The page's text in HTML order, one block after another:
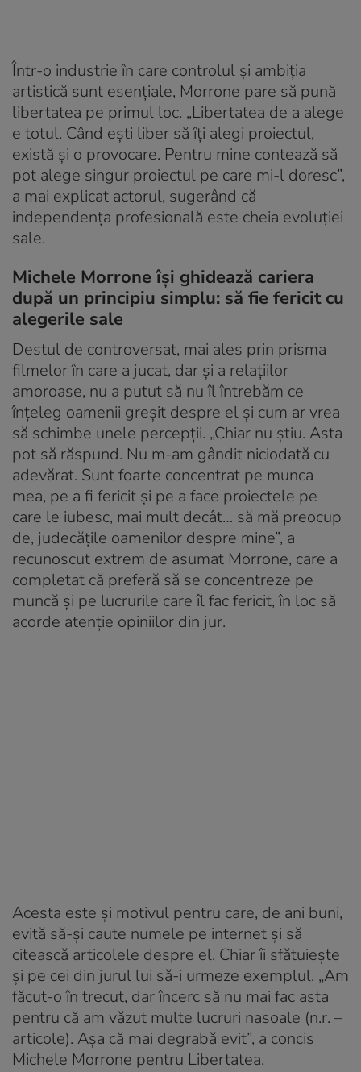
Într-o industrie în care controlul și ambiția
artistică sunt esențiale, Morrone pare să pună
libertatea pe primul loc. „Libertatea de a alege
e totul. Când ești liber să îți alegi proiectul,
există și o provocare. Pentru mine contează să
pot alege singur proiectul pe care mi-l doresc”,
a mai explicat actorul, sugerând că
independența profesională este cheia evoluției
sale.
Michele Morrone își ghidează cariera
după un principiu simplu: să fie fericit cu
alegerile sale
Destul de controversat, mai ales prin prisma
filmelor în care a jucat, dar și a relațiilor
amoroase, nu a putut să nu îl întrebăm ce
înțeleg oamenii greșit despre el și cum ar vrea
să schimbe unele percepții. „Chiar nu știu. Asta
pot să răspund. Nu m-am gândit niciodată cu
adevărat. Sunt foarte concentrat pe munca
mea, pe a fi fericit și pe a face proiectele pe
care le iubesc, mai mult decât… să mă preocup
de, judecățile oamenilor despre mine”, a
recunoscut extrem de asumat Morrone, care a
completat că preferă să se concentreze pe
muncă și pe lucrurile care îl fac fericit, în loc să
acorde atenție opiniilor din jur.
Acesta este și motivul pentru care, de ani buni,
evită să-și caute numele pe internet și să
citească articolele despre el. Chiar îi sfătuiește
și pe cei din jurul lui să-i urmeze exemplul. „Am
făcut-o în trecut, dar încerc să nu mai fac asta
pentru că am văzut multe lucruri nasoale (n.r. –
articole). Așa că mai degrabă evit”, a concis
Michele Morrone pentru Libertatea.